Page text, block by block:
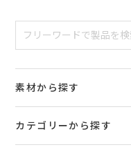
素材から探す
カテゴリーから探す